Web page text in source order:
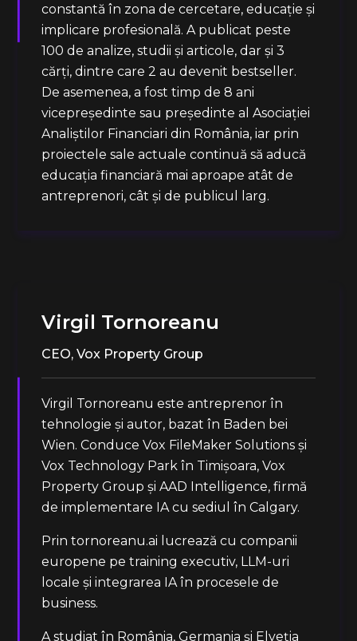
constantă în zona de cercetare, educație și
implicare profesională. A publicat peste
100 de analize, studii și articole, dar și 3
cărți, dintre care 2 au devenit bestseller.
De asemenea, a fost timp de 8 ani
vicepreședinte sau președinte al Asociației
Analiștilor Financiari din România, iar prin
proiectele sale actuale continuă să aducă
educația financiară mai aproape atât de
antreprenori, cât și de publicul larg.
Virgil Tornoreanu
CEO, Vox Property Group
Virgil Tornoreanu este antreprenor în
tehnologie și autor, bazat în Baden bei
Wien. Conduce Vox FileMaker Solutions și
Vox Technology Park în Timișoara, Vox
Property Group și AAD Intelligence, firmă
de implementare IA cu sediul în Calgary.
Prin tornoreanu.ai lucrează cu companii
europene pe training executiv, LLM-uri
locale și integrarea IA în procesele de
business.
A studiat în România, Germania și Elveția